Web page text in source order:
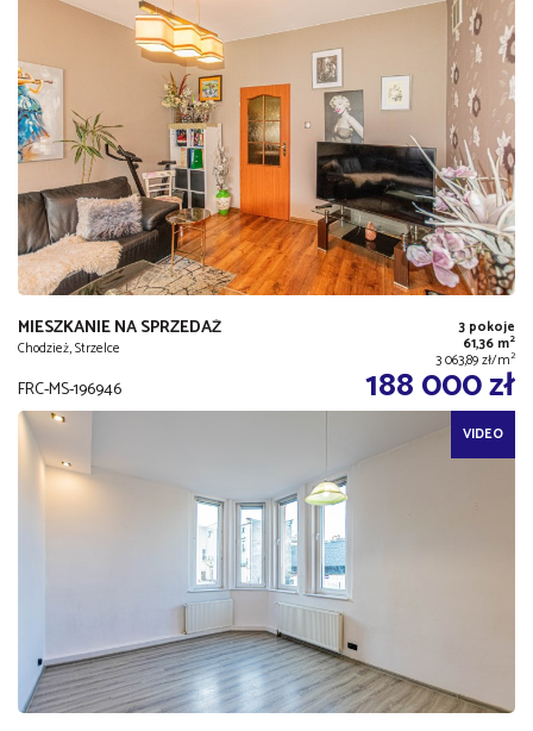
MIESZKANIE NA SPRZEDAŻ
Chodzież, Strzelce
3 pokoje
61,36 m2
3 063,89 zł/m2
FRC-MS-196946 188 000 zł
VIDEO